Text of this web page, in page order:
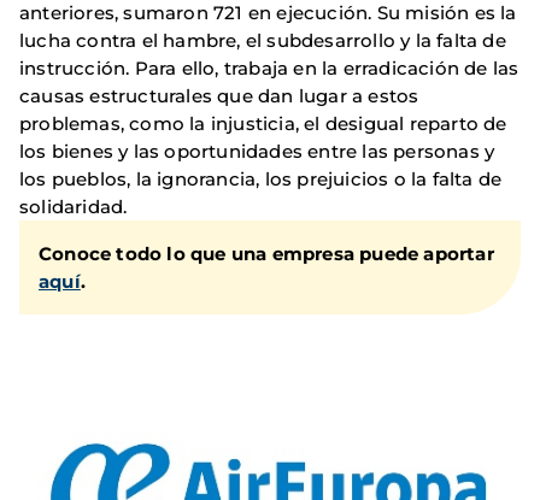
anteriores, sumaron 721 en ejecución. Su misión es la
lucha contra el hambre, el subdesarrollo y la falta de
instrucción. Para ello, trabaja en la erradicación de las
causas estructurales que dan lugar a estos
problemas, como la injusticia, el desigual reparto de
los bienes y las oportunidades entre las personas y
los pueblos, la ignorancia, los prejuicios o la falta de
solidaridad.
Conoce todo lo que una empresa puede aportar
aquí.